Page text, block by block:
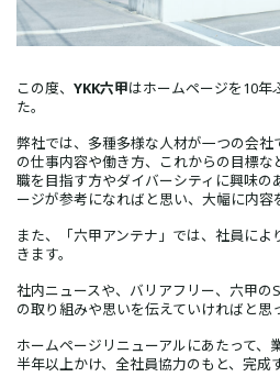
この度、 YKK六甲はホームページを10年
た。
弊社では、多種多様な人材が一つの会
の仕事内容や働き方、これからの目標
職を目指す方やダイバーシティに興味の
ージが参考になればと思い、大幅に内容
また、「六甲アンテナ」では、社員に
きます。
社内ニュースや、バリアフリー、六甲の
の取り組みや思いを伝えていければと思
ホームページリニューアルにあたって、
半年以上かけ、全社員協力のもと、完成